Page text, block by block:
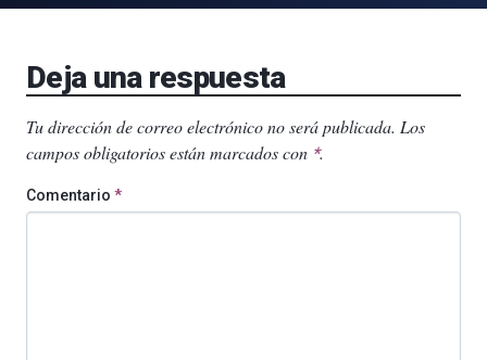
Deja una respuesta
Tu dirección de correo electrónico no será publicada. Los
campos obligatorios están marcados con *.
Comentario *